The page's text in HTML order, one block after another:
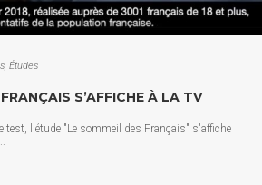
, Études
S’AFFICHE À LA TV
test, l'étude "Le sommeil des Français" s'affiche